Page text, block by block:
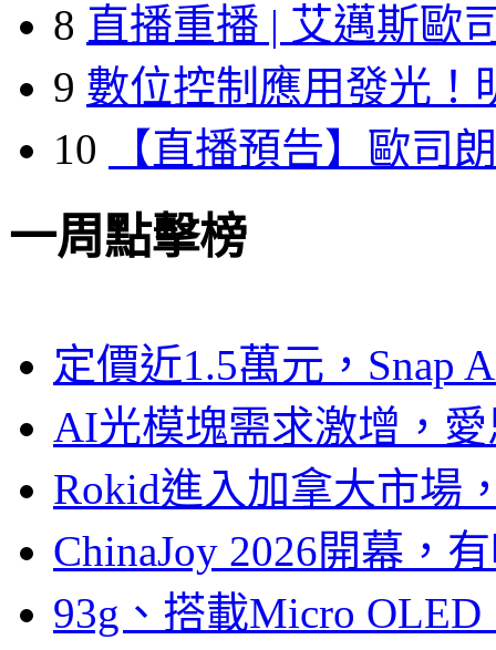
8 直播重播 | 艾邁斯歐
9 數位控制應用發光！
10
【直播預告】歐司
一周點擊榜
定價近1.5萬元，Snap
AI光模塊需求激增，
Rokid進入加拿大市場
ChinaJoy 2026開幕，
93g、搭載Micro